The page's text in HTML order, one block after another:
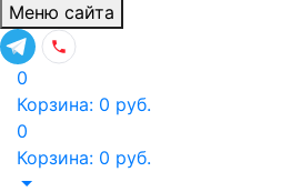
Меню сайта
0
Корзина: 0 руб.
0
Корзина: 0 руб.